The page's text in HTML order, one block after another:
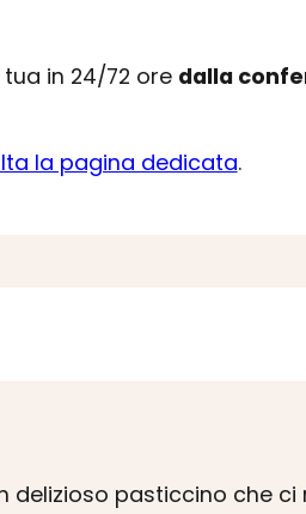
in 24/72 ore dalla
la pagina dedicata.
delizioso pasticcino che